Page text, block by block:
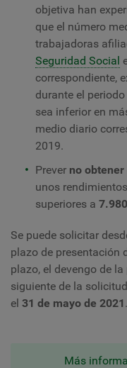
objetiva han
que el número
trabajadoras
Seguridad Social
correspondiente,
durante el
sea inferior en
medio diario
2019.
Prever no obtener
unos
superiores a
Se puede solicitar
plazo de presentación
plazo, el devengo de
siguiente de la
el 31 de mayo de 2021 .
Más